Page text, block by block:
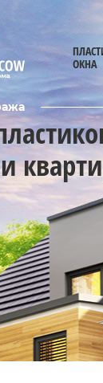
ОКНА